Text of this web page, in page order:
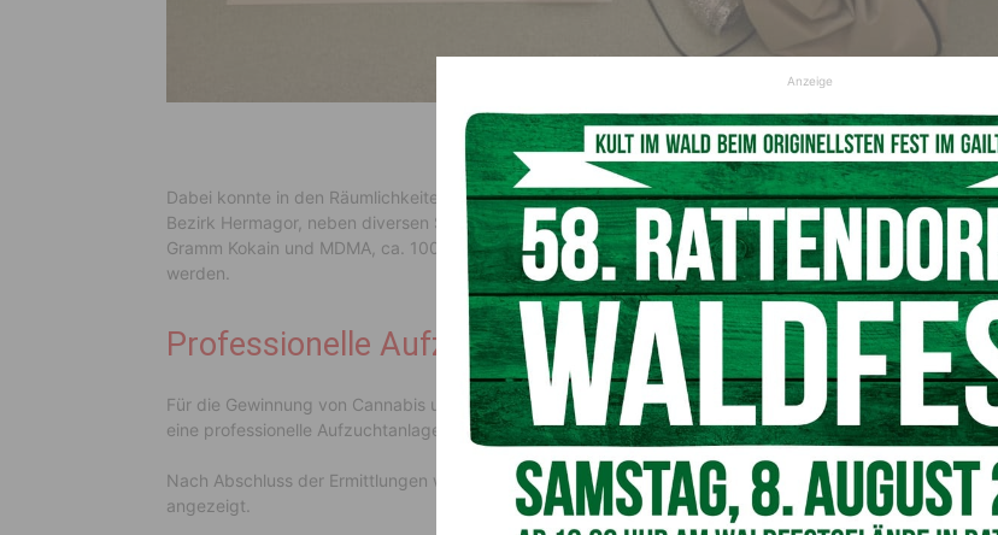
Dabei konnte in den Räumlichkeiten eines 34-jährigen Mannes und einer 26-jährigen Frau, beide aus dem
Bezirk Hermagor, neben diversen Suchtmittelutensilien auch ca. 15 Gramm Speed – Amphetamine, einige
Gramm Kokain und MDMA, ca. 100 Gramm Magic Mushrooms und ca. 50 Gramm Marihuana sichergestellt
werden.
Professionelle Aufzuchtanlage
Für die Gewinnung von Cannabis und den Magic Mushrooms befand sich im Obergeschoss des Objekts
eine professionelle Aufzuchtanlage.
Nach Abschluss der Ermittlungen werden die Beiden auf freiem Fuß der Staatsanwaltschaft Klagenfurt
angezeigt.
Anzeige